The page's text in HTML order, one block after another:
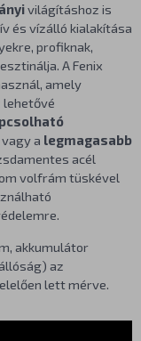
világításhoz is
és vízálló kialakítása
profiknak,
A Fenix
amely
vagy a legmagasabb
acél
volfrám tüskével
akkumulátor
az
lett mérve.